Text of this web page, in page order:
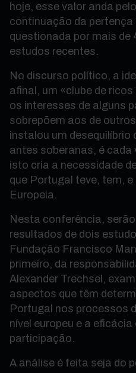
hoje, esse valor anda
continuação da pertença
questionada por mais de
estudos recentes.
No discurso político, a
afinal, um «clube de
os interesses de alguns
sobrepõem aos de
instalou um desequilíbrio
antes soberanas, é cada
isto cria a necessidade
que Portugal teve, tem,
Europeia.
Nesta conferência,
resultados de dois
Fundação Francisco
primeiro, da
Alexander Trechsel,
aspectos que têm
Portugal nos processos
nível europeu e a
participação.
A análise é feita seja do